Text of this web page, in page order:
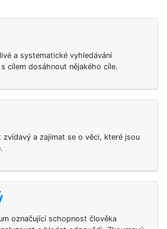
a systematické vyhledávání
cílem dosáhnout nějakého cíle.
zvídavý a zajímat se o věci, které jsou
označující schopnost člověka